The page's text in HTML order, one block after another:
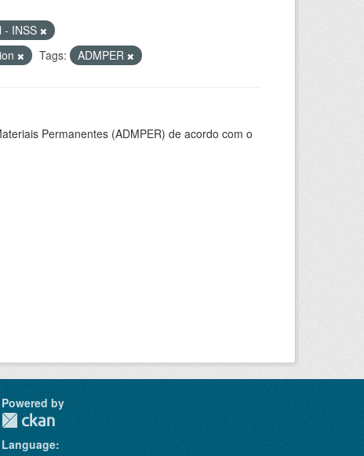
- INSS
Tags: ADMPER
Permanentes (ADMPER) de acordo com o
Powered by
Language